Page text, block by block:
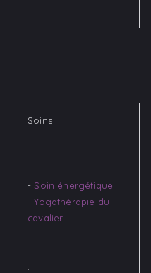
Soins
- Soin énergétique
-Yogathérapie du
cavalier​